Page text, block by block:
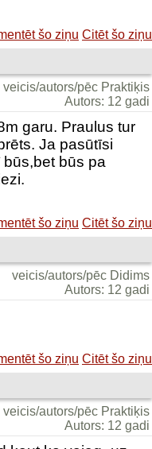
šo ziņu Citēt šo ziņu
veicis/autors/pēc Praktiķis
Autors: 12 gadi
garu. Praulus tur
Ja pasūtīsi
būs pa
šo ziņu Citēt šo ziņu
veicis/autors/pēc Didims
Autors: 12 gadi
šo ziņu Citēt šo ziņu
veicis/autors/pēc Praktiķis
Autors: 12 gadi